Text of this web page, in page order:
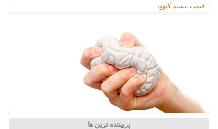
قیمت بیسیم کنوود
پربیننده ترین ها